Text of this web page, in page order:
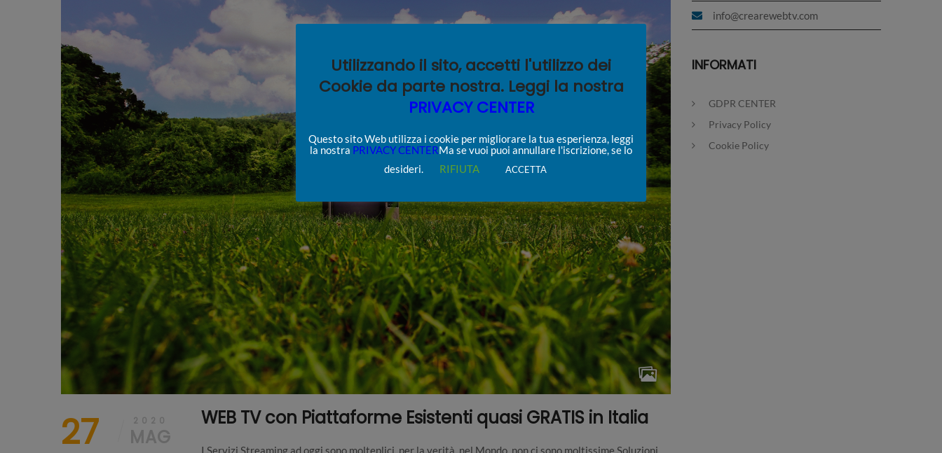
27 2020
MAG
WEB TV con Piattaforme Esistenti quasi GRATIS in Italia
I Servizi Streaming ad oggi sono molteplici, per la verità, nel Mondo, non ci sono moltissime Soluzioni
info@crearewebtv.com
INFORMATI
GDPR CENTER
Privacy Policy
Cookie Policy
Utilizzando il sito, accetti l'utilizzo dei
Cookie da parte nostra. Leggi la nostra
PRIVACY CENTER
Questo sito Web utilizza i cookie per migliorare la tua esperienza, leggi
la nostra PRIVACY CENTERMa se vuoi puoi annullare l'iscrizione, se lo
desideri.
RIFIUTA ACCETTA